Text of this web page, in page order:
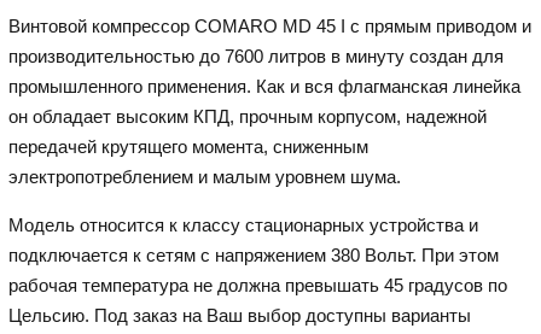
Винтовой компрессор COMARO MD 45 I с прямым приводом и
производительностью до 7600 литров в минуту создан для
промышленного применения. Как и вся флагманская линейка
он обладает высоким КПД, прочным корпусом, надежной
передачей крутящего момента, сниженным
электропотреблением и малым уровнем шума.
Модель относится к классу стационарных устройства и
подключается к сетям с напряжением 380 Вольт. При этом
рабочая температура не должна превышать 45 градусов по
Цельсию. Под заказ на Ваш выбор доступны варианты